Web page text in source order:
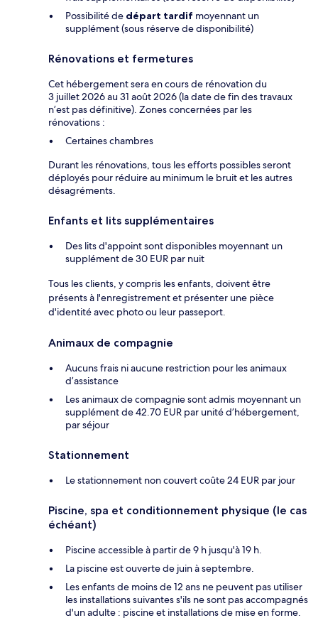
Possibilité de départ tardif moyennant un
supplément (sous réserve de disponibilité)
Rénovations et fermetures
Cet hébergement sera en cours de rénovation du
3 juillet 2026 au 31 août 2026 (la date de fin des travaux
n’est pas définitive). Zones concernées par les
rénovations :
Certaines chambres
Durant les rénovations, tous les efforts possibles seront
déployés pour réduire au minimum le bruit et les autres
désagréments.
Enfants et lits supplémentaires
Des lits d'appoint sont disponibles moyennant un
supplément de 30 EUR par nuit
Tous les clients, y compris les enfants, doivent être
présents à l'enregistrement et présenter une pièce
d'identité avec photo ou leur passeport.
Animaux de compagnie
Aucuns frais ni aucune restriction pour les animaux
d’assistance
Les animaux de compagnie sont admis moyennant un
supplément de 42.70 EUR par unité d’hébergement,
par séjour
Stationnement
Le stationnement non couvert coûte 24 EUR par jour
Piscine, spa et conditionnement physique (le cas
échéant)
Piscine accessible à partir de 9 h jusqu'à 19 h.
La piscine est ouverte de juin à septembre.
Les enfants de moins de 12 ans ne peuvent pas utiliser
les installations suivantes s'ils ne sont pas accompagnés
d'un adulte : piscine et installations de mise en forme.